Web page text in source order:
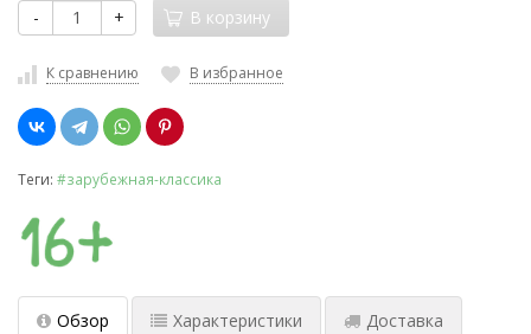
- + В корзину
К сравнению В избранное
Теги: #зарубежная-классика
Обзор Характеристики Доставка